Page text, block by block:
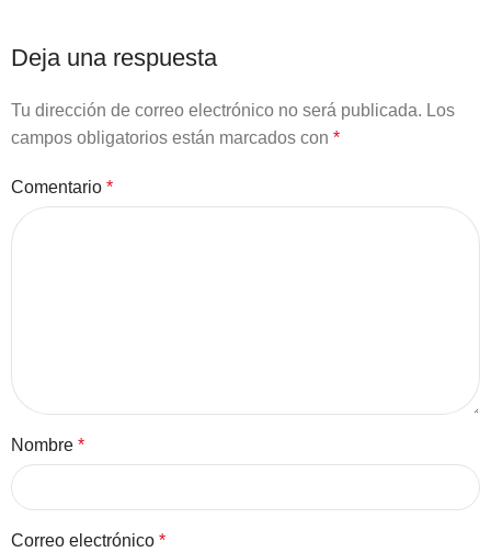
Deja una respuesta
Tu dirección de correo electrónico no será publicada. Los
campos obligatorios están marcados con *
Comentario *
Nombre *
Correo electrónico *